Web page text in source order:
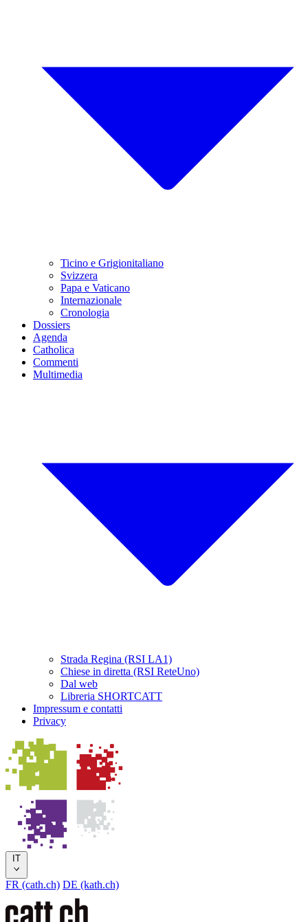
Ticino e Grigionitaliano
Svizzera
Papa e Vaticano
Internazionale
Cronologia
Dossiers
Agenda
Catholica
Commenti
Multimedia
Strada Regina (RSI LA1)
Chiese in diretta (RSI ReteUno)
Dal web
Libreria SHORTCATT
Impressum e contatti
Privacy
IT
FR (cath.ch) DE (kath.ch)